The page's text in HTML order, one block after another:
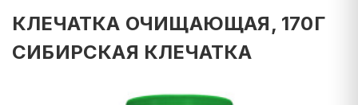
КЛЕЧАТКА ОЧИЩАЮЩАЯ, 170Г
СИБИРСКАЯ КЛЕЧАТКА